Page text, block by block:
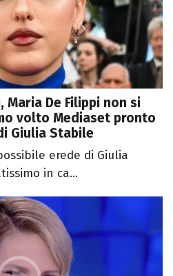
Maria De Filippi non si
volto Mediaset pronto
Giulia Stabile
erede di Giulia
in ca...